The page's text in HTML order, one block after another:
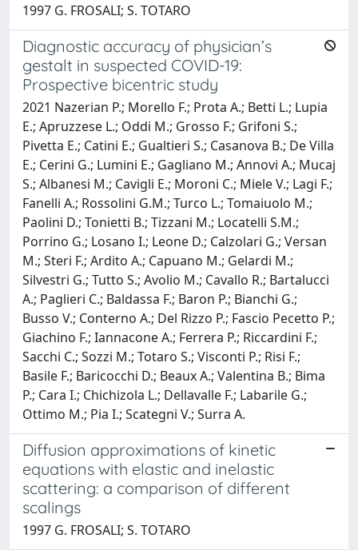
1997 G. FROSALI; S. TOTARO
Diagnostic accuracy of physician’s
gestalt in suspected COVID-19:
Prospective bicentric study
2021 Nazerian P.; Morello F.; Prota A.; Betti L.; Lupia
E.; Apruzzese L.; Oddi M.; Grosso F.; Grifoni S.;
Pivetta E.; Catini E.; Gualtieri S.; Casanova B.; De Villa
E.; Cerini G.; Lumini E.; Gagliano M.; Annovi A.; Mucaj
S.; Albanesi M.; Cavigli E.; Moroni C.; Miele V.; Lagi F.;
Fanelli A.; Rossolini G.M.; Turco L.; Tomaiuolo M.;
Paolini D.; Tonietti B.; Tizzani M.; Locatelli S.M.;
Porrino G.; Losano I.; Leone D.; Calzolari G.; Versan
M.; Steri F.; Ardito A.; Capuano M.; Gelardi M.;
Silvestri G.; Tutto S.; Avolio M.; Cavallo R.; Bartalucci
A.; Paglieri C.; Baldassa F.; Baron P.; Bianchi G.;
Busso V.; Conterno A.; Del Rizzo P.; Fascio Pecetto P.;
Giachino F.; Iannacone A.; Ferrera P.; Riccardini F.;
Sacchi C.; Sozzi M.; Totaro S.; Visconti P.; Risi F.;
Basile F.; Baricocchi D.; Beaux A.; Valentina B.; Bima
P.; Cara I.; Chichizola L.; Dellavalle F.; Labarile G.;
Ottimo M.; Pia I.; Scategni V.; Surra A.
Diffusion approximations of kinetic
equations with elastic and inelastic
scattering: a comparison of different
scalings
1997 G. FROSALI; S. TOTARO